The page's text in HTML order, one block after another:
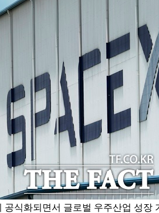
식화되면서 글로벌 우주산업 성장